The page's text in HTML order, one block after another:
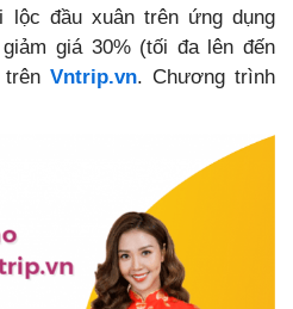
lộc đầu xuân trên ứng dụng
giá 30% (tối đa lên đến
trên Vntrip.vn. Chương trình